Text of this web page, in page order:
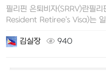
필리핀 은퇴비자(SRRV)란필
Resident Retiree's Visa)는
김실장 940